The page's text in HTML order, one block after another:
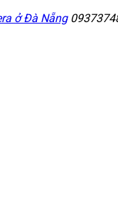
ở Đà Nẵng